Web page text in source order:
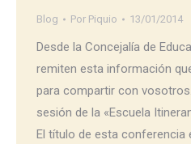
Blog Por Piquio 13/01/2014
Desde la Concejalía de
remiten esta información
para compartir con
sesión de la «Escuela
El título de esta conferencia